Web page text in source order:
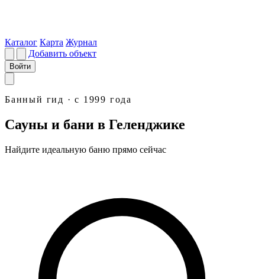
Каталог Карта Журнал
Добавить объект
Войти
Банный гид · с 1999 года
Сауны и бани в Геленджике
Найдите идеальную баню прямо сейчас